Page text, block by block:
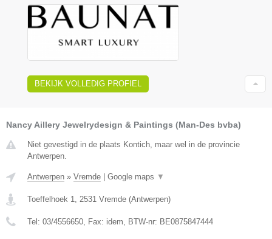
BEKIJK VOLLEDIG PROFIEL
Nancy Aillery Jewelrydesign & Paintings (Man-Des bvba)
Niet gevestigd in de plaats Kontich, maar wel in de provincie
Antwerpen.
Antwerpen » Vremde Google maps ▼
Toeffelhoek 1, 2531 Vremde (Antwerpen)
Tel: 03/4556650, Fax: idem, BTW-nr: BE0875847444